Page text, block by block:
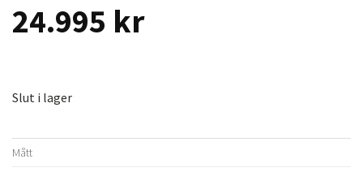
24.995 kr
Slut i lager
Mått